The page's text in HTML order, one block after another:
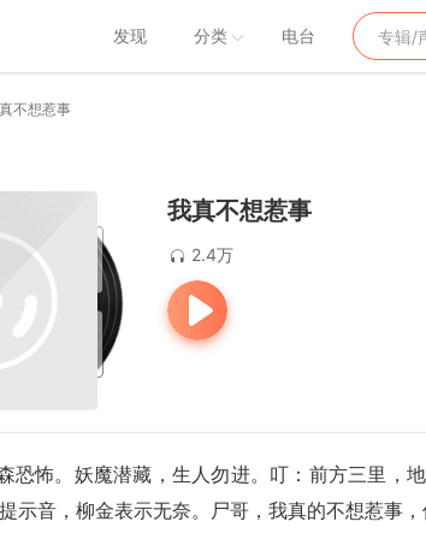
发现 分类 电台
不想惹事
我真不想惹事
2.4万
恐怖。妖魔潜藏，生人勿进。叮：前方三里，
示音，柳金表示无奈。尸哥，我真的不想惹事